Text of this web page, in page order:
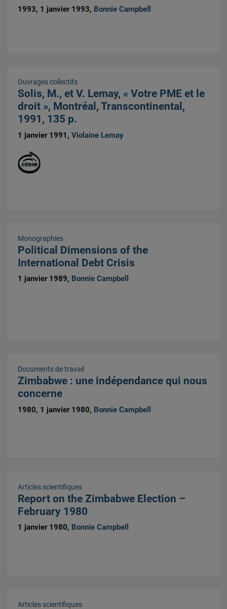
1993, 1 janvier 1993, Bonnie Campbell
Ouvrages collectifs
Solis, M., et V. Lemay, « Votre PME et le
droit », Montréal, Transcontinental,
1991, 135 p.
1 janvier 1991,Violaine Lemay
Monographies
Political Dimensions of the
International Debt Crisis
1 janvier 1989, Bonnie Campbell
Documents de travail
Zimbabwe : une indépendance qui nous
concerne
1980, 1 janvier 1980, Bonnie Campbell
Articles scientifiques
Report on the Zimbabwe Election –
February 1980
1 janvier 1980, Bonnie Campbell
Articles scientifiques